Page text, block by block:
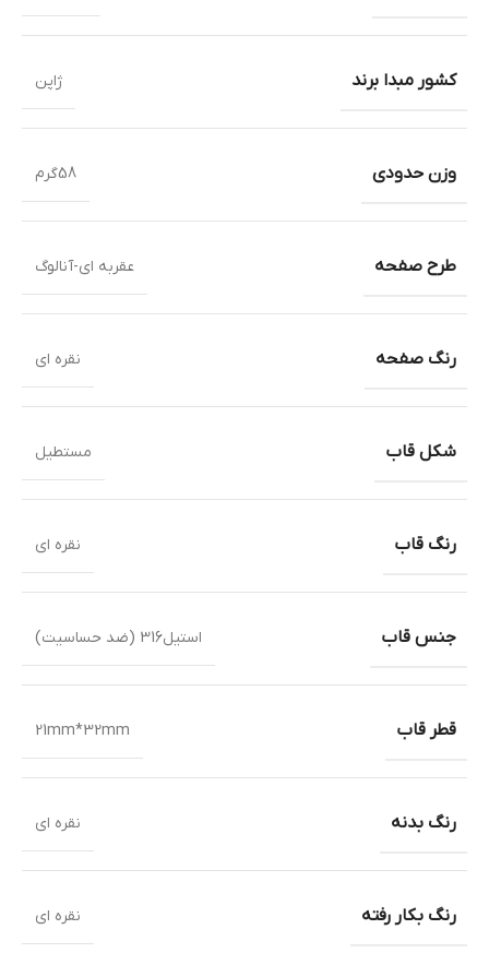
کشور مبدا برند ژاپن
وزن حدودی 58گرم
طرح صفحه عقربه ای-آنالوگ
رنگ صفحه نقره ای
شکل قاب مستطیل
رنگ قاب نقره ای
جنس قاب استیل316 (ضد حساسیت)
قطر قاب 21mm*32mm
رنگ بدنه نقره ای
رنگ بکار رفته نقره ای